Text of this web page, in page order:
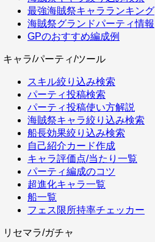
最強海賊祭キャラランキング
海賊祭グランドパーティ情報
GPのおすすめ編成例
キャラ/パーティ/ツール
スキル絞り込み検索
パーティ投稿検索
パーティ投稿使い方解説
海賊祭キャラ絞り込み検索
船長効果絞り込み検索
自己紹介カード作成
キャラ評価点/当たり一覧
パーティ編成のコツ
超進化キャラ一覧
船一覧
フェス限所持率チェッカー
リセマラ/ガチャ